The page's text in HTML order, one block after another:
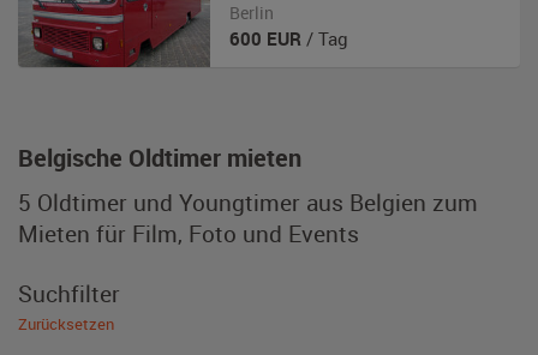
Belgische Oldtimer mieten
5 Oldtimer und Youngtimer aus Belgien zum
Mieten für Film, Foto und Events
Berlin
600 EUR / Tag
Suchfilter
Zurücksetzen